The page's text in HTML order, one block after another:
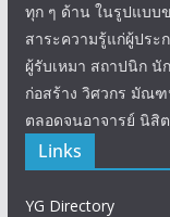
ทุก ๆ ด้าน ในรูปแบบ
สาระความรู้แก่ผู้ประ
ผู้รับเหมา สถาปนิก
ก่อสร้าง วิศวกร มัณฑ
ตลอดจนอาจารย์ นิสิ
Links
YG Directory